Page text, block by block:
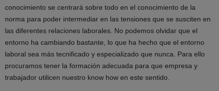
conocimiento se centrará sobre todo en el conocimiento de la
norma para poder intermediar en las tensiones que se susciten en
las diferentes relaciones laborales. No podemos olvidar que el
entorno ha cambiando bastante, lo que ha hecho que el entorno
laboral sea más tecnificado y especializado que nunca. Para ello
procuramos tener la formación adecuada para que empresa y
trabajador utilicen nuestro know how en este sentido.